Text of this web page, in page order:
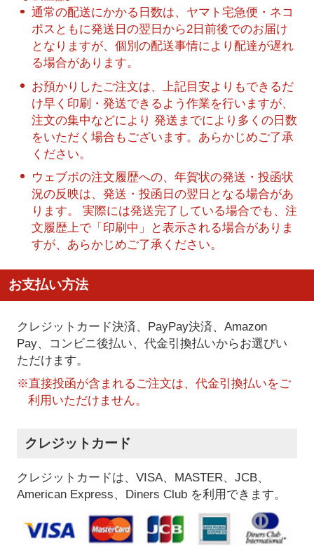
通常の配送にかかる日数は、ヤマト宅急便・ネコ
ポスともに発送日の翌日から2日前後でのお届け
となりますが、個別の配送事情により配達が遅れ
る場合があります。
お預かりしたご注文は、上記目安よりもできるだ
け早く印刷・発送できるよう作業を行いますが、
注文の集中などにより 発送までにより多くの日数
をいただく場合もございます。あらかじめご了承
ください。
ウェブポの注文履歴への、年賀状の発送・投函状
況の反映は、発送・投函日の翌日となる場合があ
ります。 実際には発送完了している場合でも、注
文履歴上で「印刷中」と表示される場合がありま
すが、あらかじめご了承ください。
お支払い方法
クレジットカード決済、PayPay決済、Amazon
Pay、コンビニ後払い、代金引換払いからお選びい
ただけます。
※直接投函が含まれるご注文は、代金引換払いをご
利用いただけません。
クレジットカード
クレジットカードは、VISA、MASTER、JCB、
American Express、Diners Club を利用できます。